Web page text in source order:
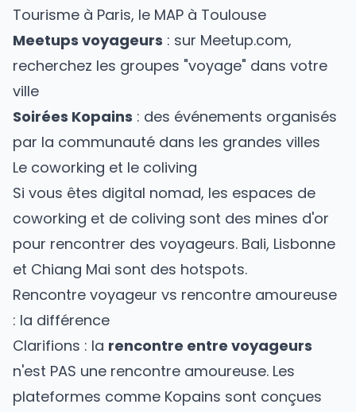
Tourisme à Paris, le MAP à Toulouse
Meetups voyageurs : sur Meetup.com,
recherchez les groupes "voyage" dans votre
ville
Soirées Kopains : des événements organisés
par la communauté dans les grandes villes
Le coworking et le coliving
Si vous êtes digital nomad, les espaces de
coworking et de coliving sont des mines d'or
pour rencontrer des voyageurs. Bali, Lisbonne
et Chiang Mai sont des hotspots.
Rencontre voyageur vs rencontre amoureuse
: la différence
Clarifions : la rencontre entre voyageurs
n'est PAS une rencontre amoureuse. Les
plateformes comme Kopains sont conçues